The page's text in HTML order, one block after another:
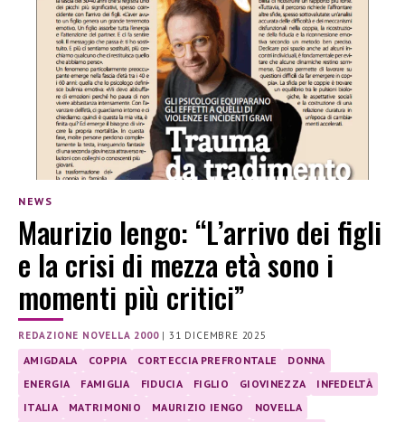
NEWS
Maurizio Iengo: “L’arrivo dei figli
e la crisi di mezza età sono i
momenti più critici”
REDAZIONE NOVELLA 2000|31 DICEMBRE 2025
AMIGDALA COPPIA CORTECCIA PREFRONTALE
DONNA
ENERGIA
FAMIGLIA FIDUCIA FIGLIO GIOVINEZZA
INFEDELTÀ
ITALIA
MATRIMONIO MAURIZIO IENGO
NOVELLA